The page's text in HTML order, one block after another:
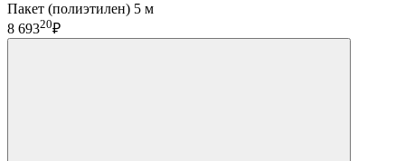
Пакет (полиэтилен) 5 м
8 69320₽